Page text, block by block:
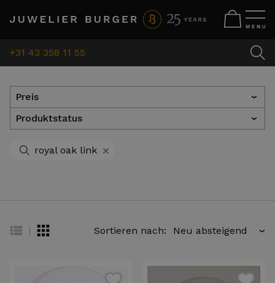
+31 43 358 11 55
Preis ›
Produktstatus ›
royal oak link +
| Sortieren nach: ›